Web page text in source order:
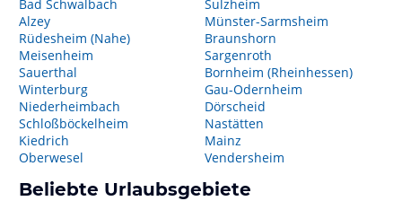
Bad Schwalbach
Alzey
Rüdesheim (Nahe)
Meisenheim
Sauerthal
Winterburg
Niederheimbach
Schloßböckelheim
Kiedrich
Oberwesel
Sulzheim
Münster-Sarmsheim
Braunshorn
Sargenroth
Bornheim (Rheinhessen)
Gau-Odernheim
Dörscheid
Nastätten
Mainz
Vendersheim
Beliebte Urlaubsgebiete